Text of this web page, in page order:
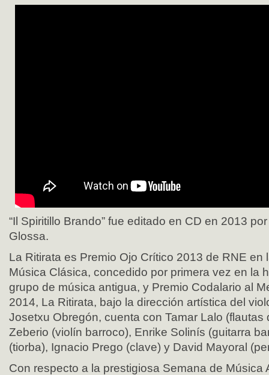
“Il Spiritillo Brando” fue editado en CD en 2013
Glossa.
La Ritirata es Premio Ojo Crítico 2013 de RNE en
Música Clásica, concedido por primera vez en la
grupo de música antigua, y Premio Codalario al
2014, La Ritirata, bajo la dirección artística del
Josetxu Obregón, cuenta con Tamar Lalo (flautas
Zeberio (violín barroco), Enrike Solinís (guitarra
(tiorba), Ignacio Prego (clave) y David Mayoral
Con respecto a la prestigiosa Semana de Música